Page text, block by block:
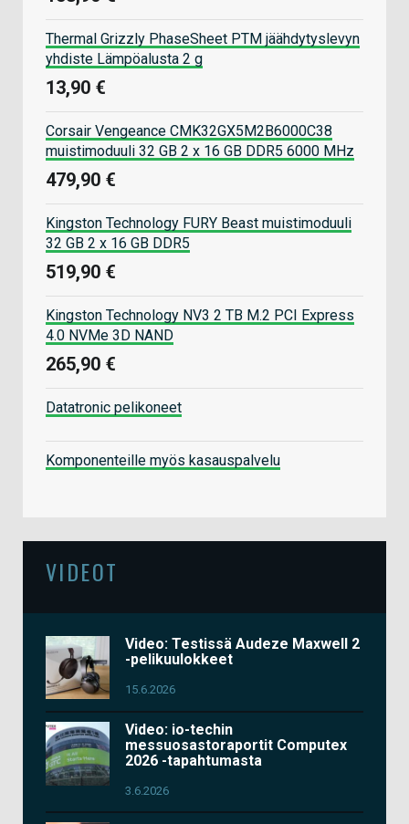
Thermal Grizzly PhaseSheet PTM jäähdytyslevyn
yhdiste Lämpöalusta 2 g
13,90 €
Corsair Vengeance CMK32GX5M2B6000C38
muistimoduuli 32 GB 2 x 16 GB DDR5 6000 MHz
479,90 €
Kingston Technology FURY Beast muistimoduuli
32 GB 2 x 16 GB DDR5
519,90 €
Kingston Technology NV3 2 TB M.2 PCI Express
4.0 NVMe 3D NAND
265,90 €
Datatronic pelikoneet
Komponenteille myös kasauspalvelu
VIDEOT
Video: Testissä Audeze Maxwell 2
-pelikuulokkeet
15.6.2026
Video: io-techin
messuosastoraportit Computex
2026 -tapahtumasta
3.6.2026